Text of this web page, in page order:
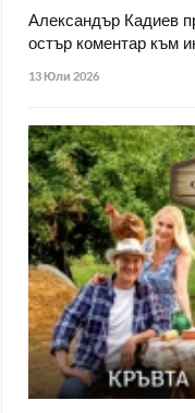
Александър Кадиев
остър коментар към
13 Юли 2026